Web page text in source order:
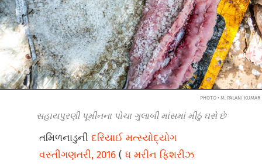
PHOTO • M. PALANI KUMAR
સહાયપુરણી પૂમીનના પોચા ગુલાબી માંસમાં મીઠું ઘસે છે
તમિળનાડુનીદરિયાઈ મત્સ્યોદ્યોગ
વસ્તીગણતરી, 2016(ધ મરીન ફિશરીઝ